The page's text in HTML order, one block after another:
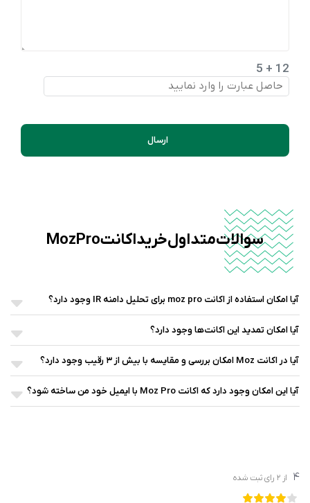
12 + 5
ارسال
سوالات متداول خرید اکانت Moz Pro
آیا امکان استفاده از اکانت moz pro برای تحلیل دامنه IR وجود دارد؟
آیا امکان تمدید این اکانت‌ها وجود دارد؟
آیا در اکانت Moz امکان بررسی و مقایسه با بیش از ۳ رقیب وجود دارد؟
آیا این امکان وجود دارد که اکانت Moz Pro با ایمیل خود من ساخته شود؟
4 از 2 رای ثبت شده